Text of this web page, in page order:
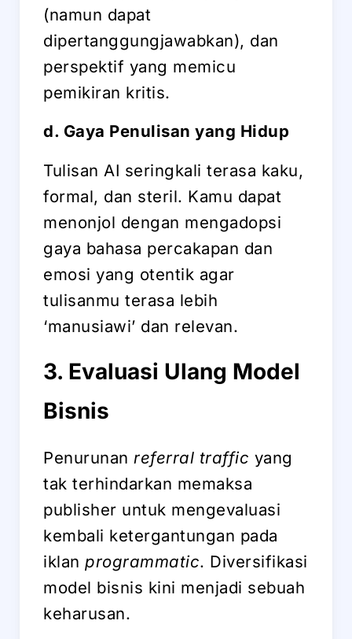
(namun dapat
dipertanggungjawabkan), dan
perspektif yang memicu
pemikiran kritis.
d. Gaya Penulisan yang Hidup
Tulisan AI seringkali terasa kaku,
formal, dan steril. Kamu dapat
menonjol dengan mengadopsi
gaya bahasa percakapan dan
emosi yang otentik agar
tulisanmu terasa lebih
‘manusiawi’ dan relevan.
3. Evaluasi Ulang Model
Bisnis
Penurunan referral traffic yang
tak terhindarkan memaksa
publisher untuk mengevaluasi
kembali ketergantungan pada
iklan programmatic. Diversifikasi
model bisnis kini menjadi sebuah
keharusan.